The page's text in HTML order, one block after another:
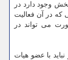
وجود دارد در
كه در آن فعالیت
می تواند در
با عضو هیات